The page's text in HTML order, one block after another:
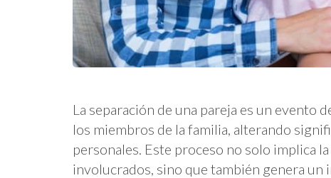
La separación de una pareja es un evento
los miembros de la familia, alterando
personales. Este proceso no solo implica
involucrados, sino que también genera un